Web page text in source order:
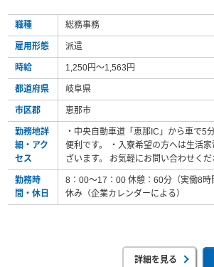
職種 総務事務
雇用形態 派遣
時給 1,250円～1,563円
都道府県 岐阜県
市区郡 恵那市
勤務地詳
細・アク
セス
・中央自動車道「恵那IC」から車で5
便利です。 ・入寮希望の方へは生活
ざいます。 お気軽にお問い合わせくだ
勤務時
間・休日
8：00～17：00 休憩：60分（実働8時
休み（企業カレンダーによる）
詳細を見る